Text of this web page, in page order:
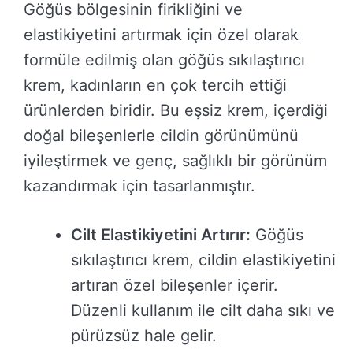
Göğüs bölgesinin firikliğini ve
elastikiyetini artırmak için özel olarak
formüle edilmiş olan göğüs sıkılaştırıcı
krem, kadınların en çok tercih ettiği
ürünlerden biridir. Bu eşsiz krem, içerdiği
doğal bileşenlerle cildin görünümünü
iyileştirmek ve genç, sağlıklı bir görünüm
kazandırmak için tasarlanmıştır.
Cilt Elastikiyetini Artırır: Göğüs
sıkılaştırıcı krem, cildin elastikiyetini
artıran özel bileşenler içerir.
Düzenli kullanım ile cilt daha sıkı ve
pürüzsüz hale gelir.